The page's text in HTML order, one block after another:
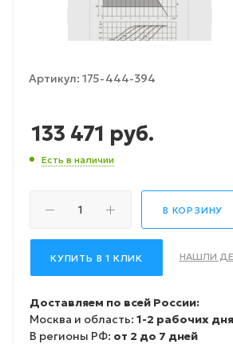
Артикул: 175-444-394
133 471 руб.
Есть в наличии
В КОРЗИНУ
КУПИТЬ В 1 КЛИК НАШЛИ
Доставляем по всей России:
Москва и область: 1-2 рабочих дня
В регионы РФ: от 2 до 7 дней